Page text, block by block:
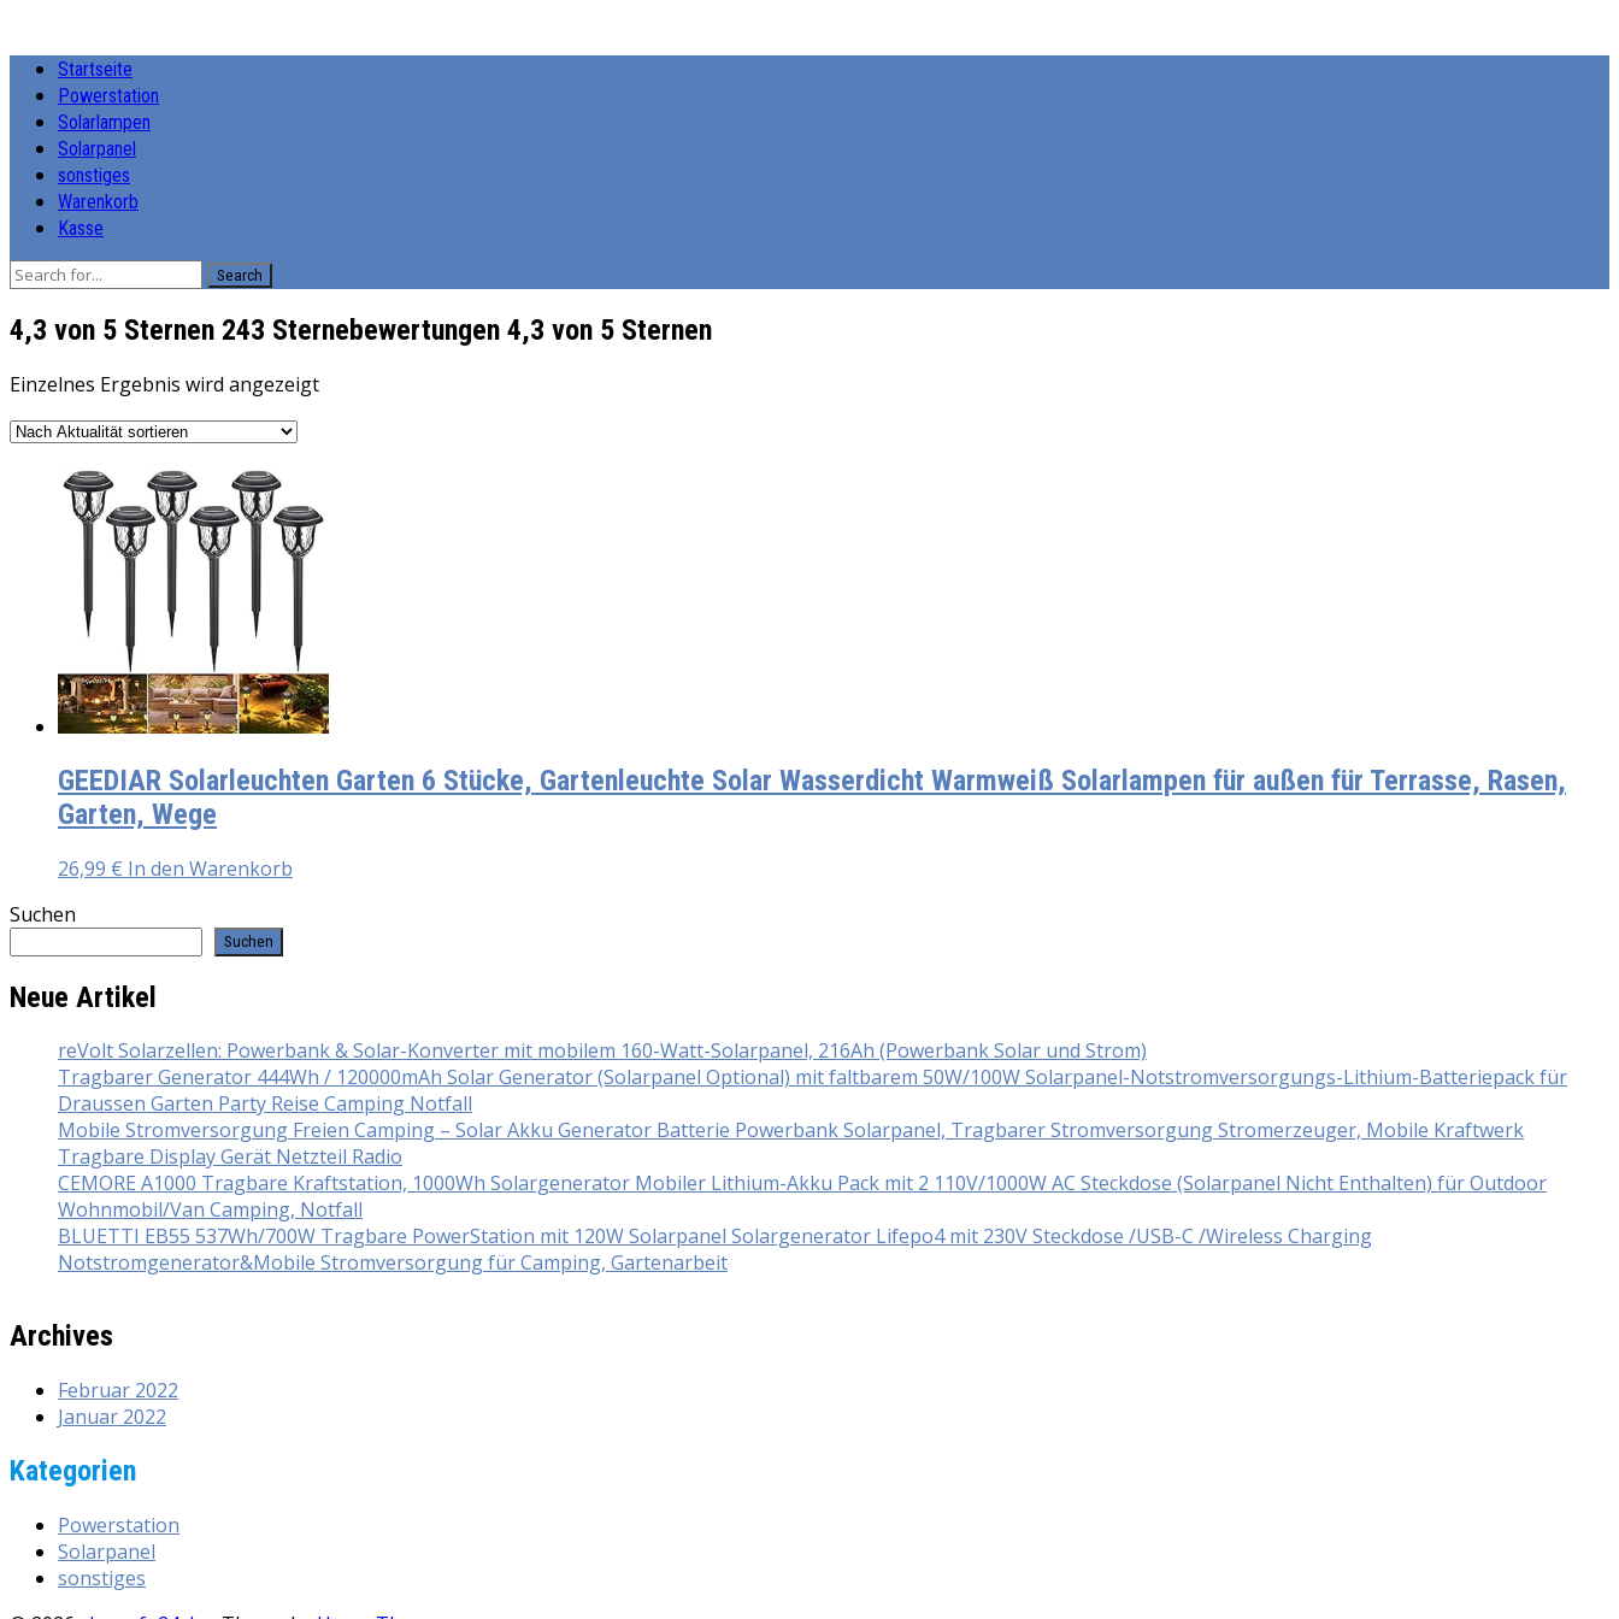
Startseite
Powerstation
Solarlampen
Solarpanel
sonstiges
Warenkorb
Kasse
Search
4,3 von 5 Sternen 243 Sternebewertungen 4,3 von 5 Sternen
Einzelnes Ergebnis wird angezeigt
GEEDIAR Solarleuchten Garten 6 Stücke, Gartenleuchte Solar Wasserdicht Warmweiß Solarlampen für außen für Terrasse, Rasen,
Garten, Wege
26,99 € In den Warenkorb
Suchen
Suchen
Neue Artikel
reVolt Solarzellen: Powerbank & Solar-Konverter mit mobilem 160-Watt-Solarpanel, 216Ah (Powerbank Solar und Strom)
Tragbarer Generator 444Wh / 120000mAh Solar Generator (Solarpanel Optional) mit faltbarem 50W/100W Solarpanel-Notstromversorgungs-Lithium-Batteriepack für
Draussen Garten Party Reise Camping Notfall
Mobile Stromversorgung Freien Camping – Solar Akku Generator Batterie Powerbank Solarpanel, Tragbarer Stromversorgung Stromerzeuger, Mobile Kraftwerk
Tragbare Display Gerät Netzteil Radio
CEMORE A1000 Tragbare Kraftstation, 1000Wh Solargenerator Mobiler Lithium-Akku Pack mit 2 110V/1000W AC Steckdose (Solarpanel Nicht Enthalten) für Outdoor
Wohnmobil/Van Camping, Notfall
BLUETTI EB55 537Wh/700W Tragbare PowerStation mit 120W Solarpanel Solargenerator Lifepo4 mit 230V Steckdose /USB-C /Wireless Charging
Notstromgenerator&Mobile Stromversorgung für Camping, Gartenarbeit
Archives
Februar 2022
Januar 2022
Kategorien
Powerstation
Solarpanel
sonstiges